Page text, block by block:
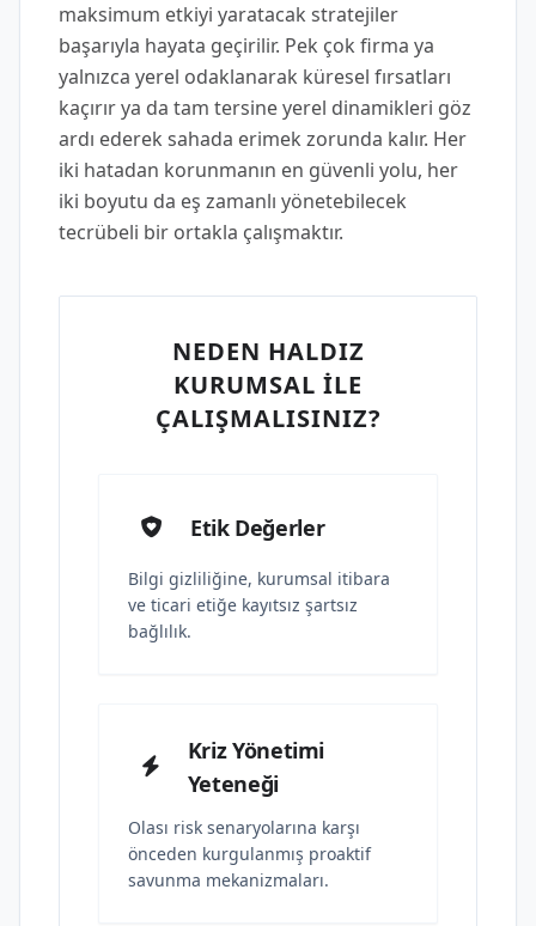
maksimum etkiyi yaratacak stratejiler
başarıyla hayata geçirilir. Pek çok firma ya
yalnızca yerel odaklanarak küresel fırsatları
kaçırır ya da tam tersine yerel dinamikleri göz
ardı ederek sahada erimek zorunda kalır. Her
iki hatadan korunmanın en güvenli yolu, her
iki boyutu da eş zamanlı yönetebilecek
tecrübeli bir ortakla çalışmaktır.
NEDEN HALDIZ
KURUMSAL İLE
ÇALIŞMALISINIZ?
Etik Değerler
Bilgi gizliliğine, kurumsal itibara
ve ticari etiğe kayıtsız şartsız
bağlılık.
Kriz Yönetimi
Yeteneği
Olası risk senaryolarına karşı
önceden kurgulanmış proaktif
savunma mekanizmaları.